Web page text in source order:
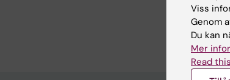
Kurvers
Viss
Genom
Du kan
Mer
Read